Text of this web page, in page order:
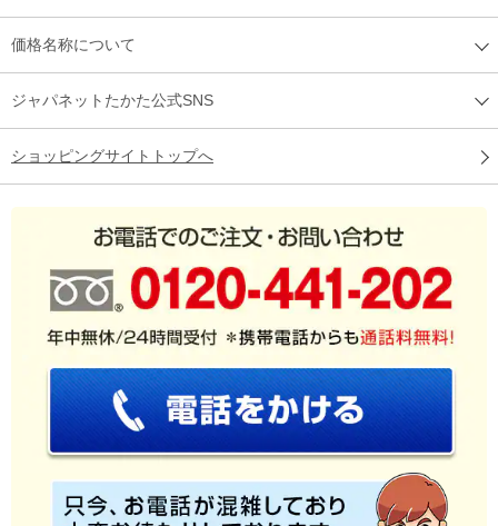
価格名称について
ジャパネットたかた公式SNS
ショッピングサイトトップへ